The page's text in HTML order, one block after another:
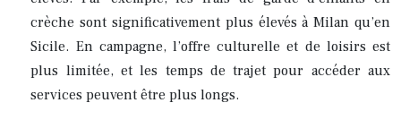
crèche sont significativement plus élevés à Milan qu’en
Sicile. En campagne, l’offre culturelle et de loisirs est
plus limitée, et les temps de trajet pour accéder aux
services peuvent être plus longs.